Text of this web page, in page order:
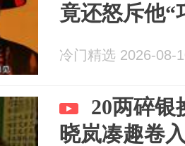
竟还怒斥他“
冷门精选 2026-08-
20两碎银
晓岚凑趣卷